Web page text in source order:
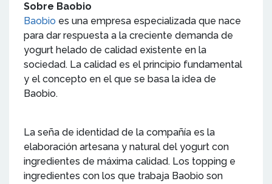
Sobre Baobio
Baobio es una empresa especializada que nace
para dar respuesta a la creciente demanda de
yogurt helado de calidad existente en la
sociedad. La calidad es el principio fundamental
y el concepto en el que se basa la idea de
Baobio.
La seña de identidad de la compañía es la
elaboración artesana y natural del yogurt con
ingredientes de máxima calidad. Los topping e
ingredientes con los que trabaja Baobio son